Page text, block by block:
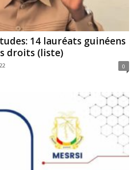
14 lauréats guinéens
droits (liste)
0